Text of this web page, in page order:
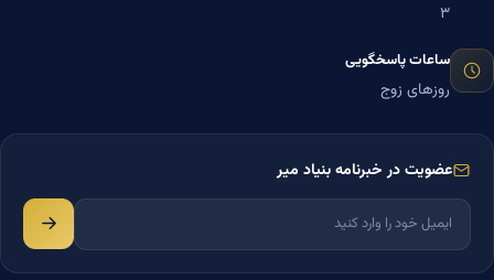
۳
ساعات پاسخگویی
روزهای زوج
عضویت در خبرنامه بنیاد میر